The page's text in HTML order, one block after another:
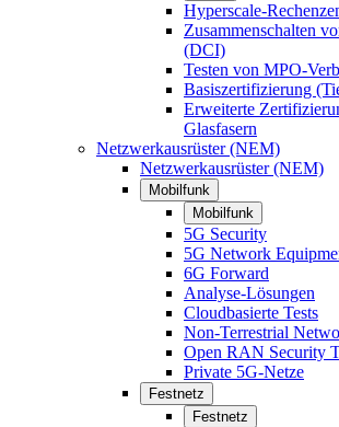
Hyperscale-
Zusammenschalten
(DCI)
Testen von MPO-
Basiszertifizierung
Erweiterte
Glasfasern
Netzwerkausrüster (NEM)
Netzwerkausrüster (NEM)
Mobilfunk
Mobilfunk
5G Security
5G Network
6G Forward
Analyse-Lösungen
Cloudbasierte Tests
Non-Terrestrial
Open RAN Security
Private 5G-Netze
Festnetz
Festnetz